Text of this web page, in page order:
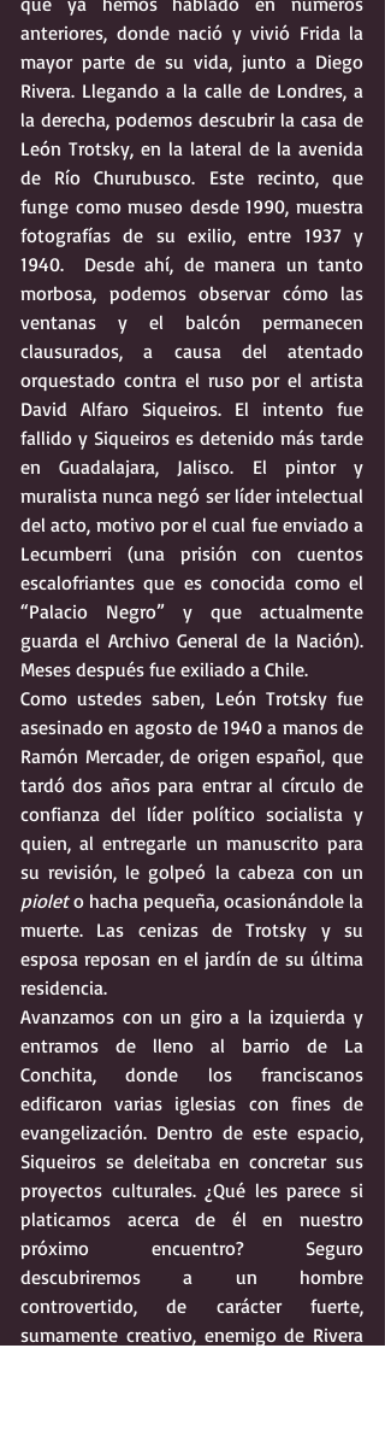
anteriores, donde nació y vivió Frida la
mayor parte de su vida, junto a Diego
Rivera. Llegando a la calle de Londres, a
la derecha, podemos descubrir la casa de
León Trotsky, en la lateral de la avenida
de Río Churubusco. Este recinto, que
funge como museo desde 1990, muestra
fotografías de su exilio, entre 1937 y
1940.  Desde ahí, de manera un tanto
morbosa, podemos observar cómo las
ventanas y el balcón permanecen
clausurados, a causa del atentado
orquestado contra el ruso por el artista
David Alfaro Siqueiros. El intento fue
fallido y Siqueiros es detenido más tarde
en Guadalajara, Jalisco. El pintor y
muralista nunca negó ser líder intelectual
del acto, motivo por el cual fue enviado a
Lecumberri (una prisión con cuentos
escalofriantes que es conocida como el
“Palacio Negro” y que actualmente
guarda el Archivo General de la Nación).
Meses después fue exiliado a Chile.
Como ustedes saben, León Trotsky fue
asesinado en agosto de 1940 a manos de
Ramón Mercader, de origen español, que
tardó dos años para entrar al círculo de
confianza del líder político socialista y
quien, al entregarle un manuscrito para
piolet o hacha pequeña, ocasionándole la
muerte. Las cenizas de Trotsky y su
esposa reposan en el jardín de su última
residencia.
Avanzamos con un giro a la izquierda y
entramos de lleno al barrio de La
Conchita, donde los franciscanos
edificaron varias iglesias con fines de
evangelización. Dentro de este espacio,
Siqueiros se deleitaba en concretar sus
proyectos culturales. ¿Qué les parece si
platicamos acerca de él en nuestro
próximo encuentro? Seguro
descubriremos a un hombre
controvertido, de carácter fuerte,
sumamente creativo, enemigo de Rivera